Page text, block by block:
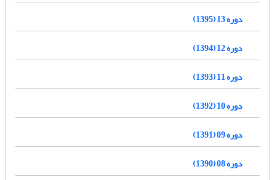
دوره 13 (1395)
دوره 12 (1394)
دوره 11 (1393)
دوره 10 (1392)
دوره 09 (1391)
دوره 08 (1390)